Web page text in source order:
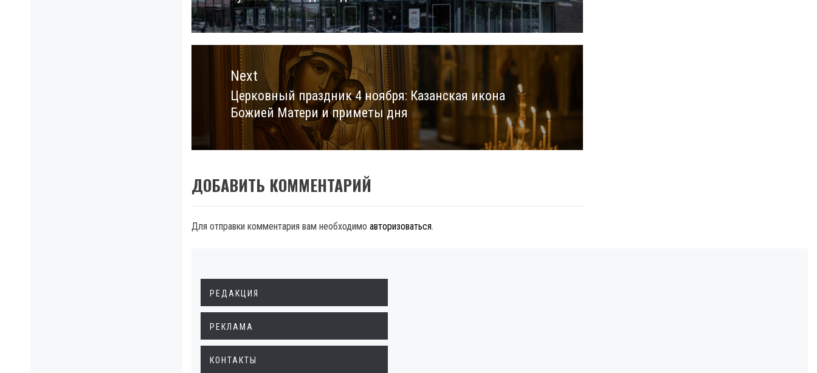
post:
Next
Next
post:
Церковный праздник 4 ноября: Казанская икона
Божией Матери и приметы дня
ДОБАВИТЬ КОММЕНТАРИЙ
Для отправки комментария вам необходимо авторизоваться.
РЕДАКЦИЯ
РЕКЛАМА
КОНТАКТЫ